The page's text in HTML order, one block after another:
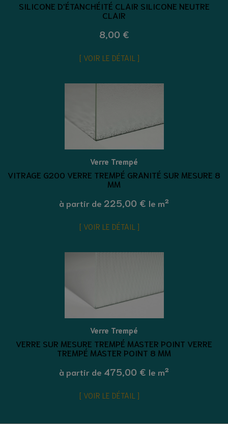
SILICONE D'ÉTANCHÉITÉ CLAIR SILICONE NEUTRE
CLAIR
8,00 €
VOIR LE DÉTAIL
Verre Trempé
VITRAGE G200 VERRE TREMPÉ GRANITÉ SUR MESURE 8
MM
à partir de 225,00 € le m²
VOIR LE DÉTAIL
Verre Trempé
VERRE SUR MESURE TREMPÉ MASTER POINT VERRE
TREMPÉ MASTER POINT 8 MM
à partir de 475,00 € le m²
VOIR LE DÉTAIL